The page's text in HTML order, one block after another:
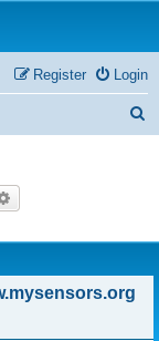
Login
Register
c
h